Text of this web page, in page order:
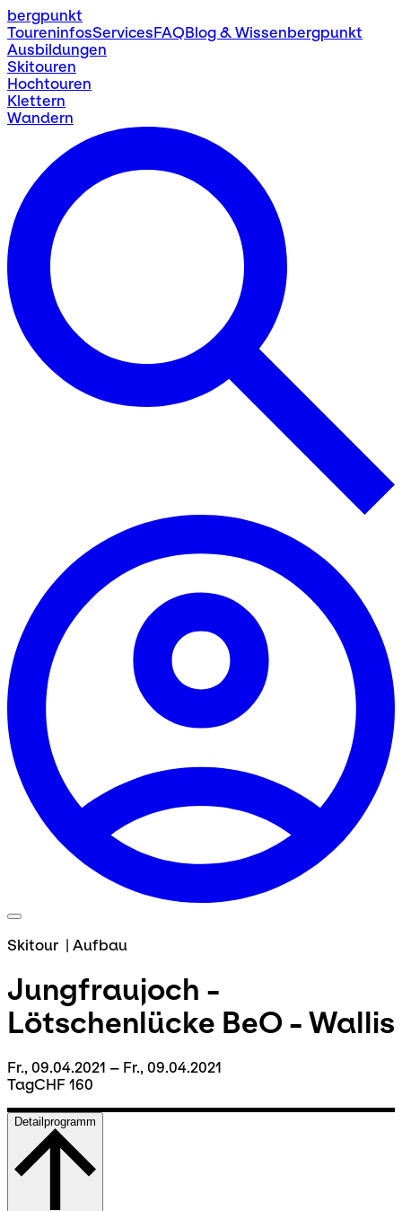
bergpunkt
ToureninfosServicesFAQBlog & Wissenbergpunkt
Ausbildungen
Skitouren
Hochtouren
Klettern
Wandern
Skitour | Aufbau
Jungfraujoch -
Lötschenlücke BeO - Wallis
Fr., 09.04.2021 – Fr., 09.04.2021
TagCHF 160
Detailprogramm